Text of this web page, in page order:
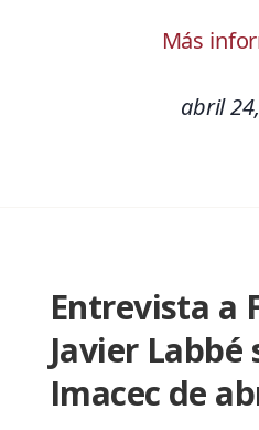
Más
abril
Entrevista a
Javier Labbé
Imacec de